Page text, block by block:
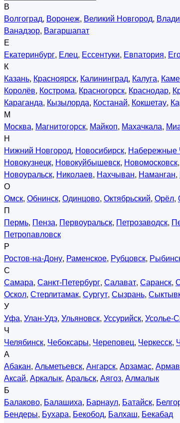
В
Волгоград, Воронеж, Великий Новгород,
Ванадзор, Вагаршапат
Е
Екатеринбург, Елец, Ессентуки, Евпатория,
К
Казань, Красноярск, Калининград, Калуга,
Королёв, Кострома, Красногорск, Краснодар,
Караганда, Кызылорда, Костанай, Кокшетау,
М
Москва, Магнитогорск, Майкоп, Махачкала,
Н
Нижний Новгород, Новосибирск, Набережные
Новокузнецк, Новокуйбышевск, Новомосковск,
Новоуральск, Николаев, Нахчыван, Наманган,
О
Омск, Обнинск, Одинцово, Октябрьский, Орёл,
П
Пермь, Пенза, Первоуральск, Петрозаводск,
Петропавловск
Р
Ростов-на-Дону, Раменское, Рубцовск,
С
Самара, Санкт-Петербург, Салават, Саранск,
Оскол, Стерлитамак, Сургут, Сызрань,
У
Уфа, Улан-Удэ, Ульяновск, Уссурийск, Усолье-
Ч
Челябинск, Чебоксары, Череповец, Черкесск,
А
Абакан, Альметьевск, Ангарск, Арзамас,
Аксай, Аркалык, Аральск, Аягоз, Алмалык
Б
Балаково, Балашиха, Барнаул, Батайск,
Бендеры, Бухара, Бекобод, Балхаш, Бекабад